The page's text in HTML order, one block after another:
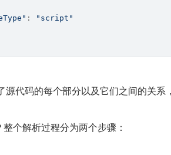
:
"script"
源代码的每个部分以及它们之间的关系
个解析过程分为两个步骤：